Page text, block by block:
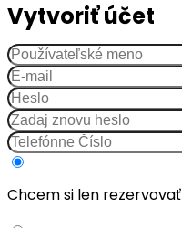
Vytvoriť účet
Chcem si len rezervovať